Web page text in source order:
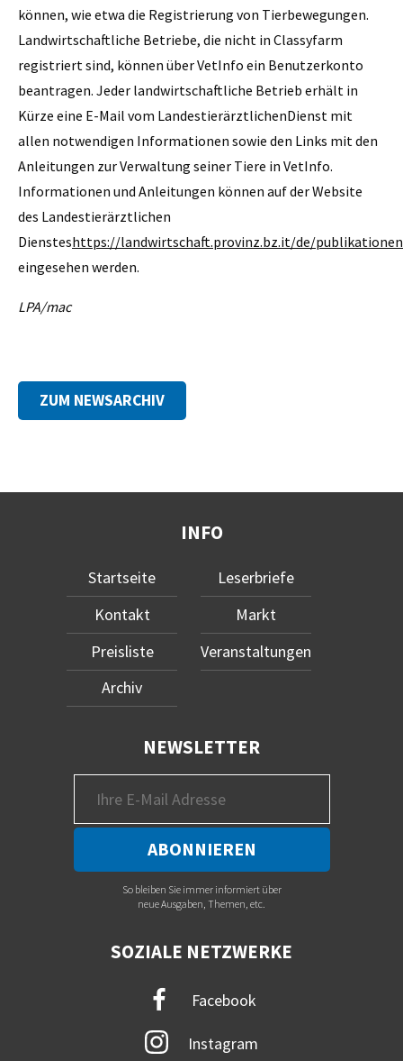
können, wie etwa die Registrierung von Tierbewegungen.
Landwirtschaftliche Betriebe, die nicht in Classyfarm
registriert sind, können über VetInfo ein Benutzerkonto
beantragen. Jeder landwirtschaftliche Betrieb erhält in
Kürze eine E-Mail vom LandestierärztlichenDienst mit
allen notwendigen Informationen sowie den Links mit den
Anleitungen zur Verwaltung seiner Tiere in VetInfo.
Informationen und Anleitungen können auf der Website
des Landestierärztlichen
Diensteshttps://landwirtschaft.provinz.bz.it/de/publikationen
eingesehen werden.
LPA/mac
ZUM NEWSARCHIV
INFO
Startseite
Kontakt
Preisliste
Archiv
Leserbriefe
Markt
Veranstaltungen
NEWSLETTER
So bleiben Sie immer informiert über
neue Ausgaben, Themen, etc.
SOZIALE NETZWERKE
Facebook
Instagram